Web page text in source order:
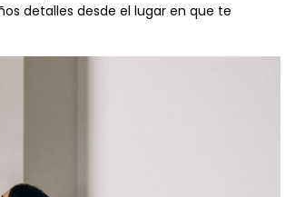
detalles desde el lugar en que te